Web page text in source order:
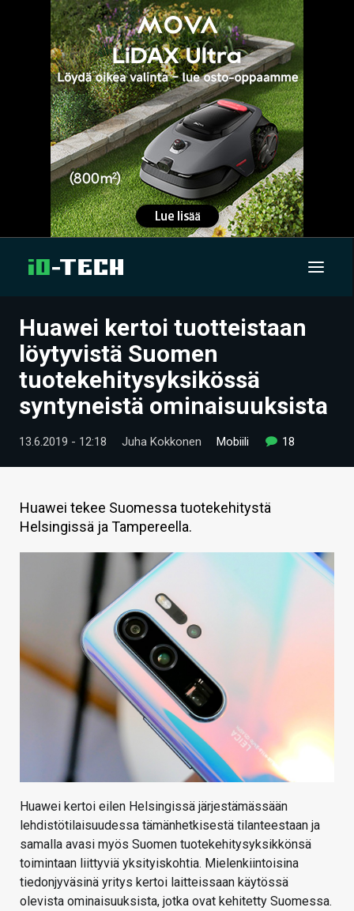
UUTISET
ARTIKKELIT
VIDEOT
TECHBBS
HINTA.FI
HAKU
Huawei kertoi tuotteistaan
löytyvistä Suomen
tuotekehitysyksikössä
syntyneistä ominaisuuksista
13.6.2019 - 12:18 Juha Kokkonen Mobiili 18
Huawei tekee Suomessa tuotekehitystä
Helsingissä ja Tampereella.
Huawei kertoi eilen Helsingissä järjestämässään
lehdistötilaisuudessa tämänhetkisestä tilanteestaan ja
samalla avasi myös Suomen tuotekehitysyksikkönsä
toimintaan liittyviä yksityiskohtia. Mielenkiintoisina
tiedonjyväsinä yritys kertoi laitteissaan käytössä
olevista ominaisuuksista, jotka ovat kehitetty Suomessa.